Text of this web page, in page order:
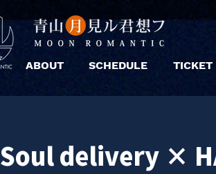
ABOUT SCHEDULE TICKET
Soul delivery ×